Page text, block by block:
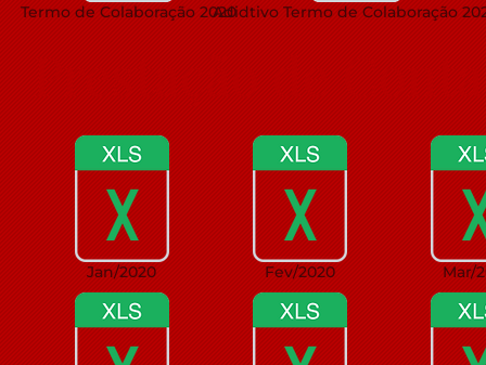
Termo de Colaboração 2020Adidtivo Termo de Colaboração
Prestação de
Jan/2020 Fev/2020 Mar/